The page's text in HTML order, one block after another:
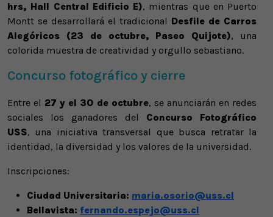
hrs, Hall Central Edificio E), mientras que en Puerto
Montt se desarrollará el tradicional Desfile de Carros
Alegóricos (23 de octubre, Paseo Quijote), una
colorida muestra de creatividad y orgullo sebastiano.
Concurso fotográfico y cierre
Entre el 27 y el 30 de octubre, se anunciarán en redes
sociales los ganadores del Concurso Fotográfico
USS, una iniciativa transversal que busca retratar la
identidad, la diversidad y los valores de la universidad.
Inscripciones:
Ciudad Universitaria: maria.osorio@uss.cl
Bellavista: fernando.espejo@uss.cl